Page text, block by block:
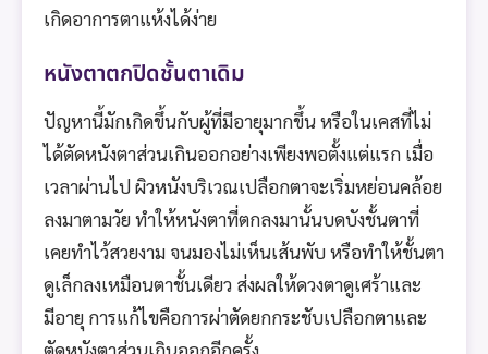
เกิดอาการตาแห้งได้ง่าย
หนังตาตกปิดชั้นตาเดิม
ปัญหานี้มักเกิดขึ้นกับผู้ที่มีอายุมากขึ้น หรือในเคสที่ไม่
ได้ตัดหนังตาส่วนเกินออกอย่างเพียงพอตั้งแต่แรก เมื่อ
เวลาผ่านไป ผิวหนังบริเวณเปลือกตาจะเริ่มหย่อนคล้อย
ลงมาตามวัย ทำให้หนังตาที่ตกลงมานั้นบดบังชั้นตาที่
เคยทำไว้สวยงาม จนมองไม่เห็นเส้นพับ หรือทำให้ชั้นตา
ดูเล็กลงเหมือนตาชั้นเดียว ส่งผลให้ดวงตาดูเศร้าและ
มีอายุ การแก้ไขคือการผ่าตัดยกกระชับเปลือกตาและ